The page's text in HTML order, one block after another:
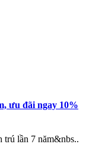
ưu đãi ngay 10%
lần 7 năm&nbs..